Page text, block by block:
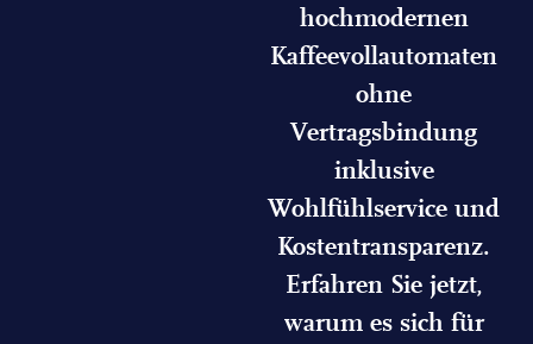
hochmodernen
Kaffeevollautomaten
ohne
Vertragsbindung
inklusive
Wohlfühlservice und
Kostentransparenz.
Erfahren Sie jetzt,
warum es sich für